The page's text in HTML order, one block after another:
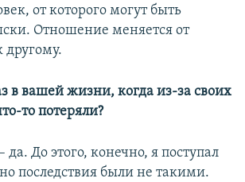
от которого могут быть
Отношение меняется от
другому.
в вашей жизни, когда из-за своих
то потеряли?
да. До этого, конечно, я поступал
последствия были не такими.